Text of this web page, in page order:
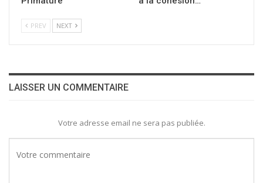
PREV NEXT
LAISSER UN COMMENTAIRE
Votre adresse email ne sera pas publiée.